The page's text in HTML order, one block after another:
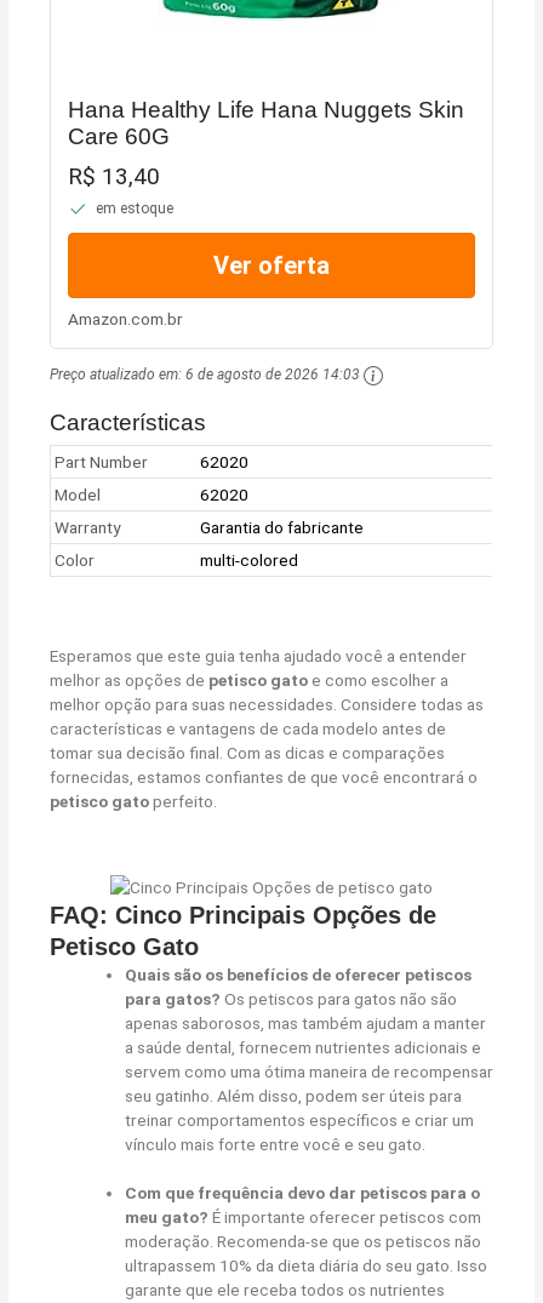
Hana Healthy Life Hana Nuggets Skin
Care 60G
R$ 13,40
em estoque
Ver oferta
Amazon.com.br
Preço atualizado em:6 de agosto de 2026 14:03
Características
Part Number
62020
Model
62020
Warranty
Garantia do fabricante
Color
multi-colored
Esperamos que este guia tenha ajudado você a entender
melhor as opções de petisco gatoe como escolher a
melhor opção para suas necessidades. Considere todas as
características e vantagens de cada modelo antes de
tomar sua decisão final. Com as dicas e comparações
fornecidas, estamos confiantes de que você encontrará o
petisco gatoperfeito.
FAQ: Cinco Principais Opções de
Petisco Gato
Quais são os benefícios de oferecer petiscos
para gatos? Os petiscos para gatos não são
apenas saborosos, mas também ajudam a manter
a saúde dental, fornecem nutrientes adicionais e
servem como uma ótima maneira de recompensar
seu gatinho. Além disso, podem ser úteis para
treinar comportamentos específicos e criar um
vínculo mais forte entre você e seu gato.
Com que frequência devo dar petiscos para o
meu gato? É importante oferecer petiscos com
moderação. Recomenda-se que os petiscos não
ultrapassem 10% da dieta diária do seu gato. Isso
garante que ele receba todos os nutrientes